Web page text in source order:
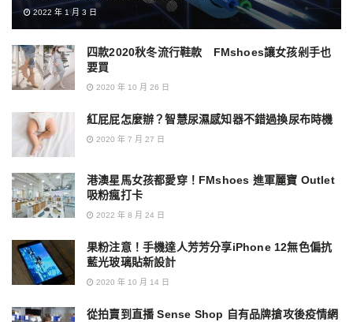
2022 年 1 月 3 日
四款2020秋冬流行鞋款 FMshoes讓女孩剁手也
要買
2020 年 10 月 26 日
紅屁屁怎麼辦？智慧尿濕感知器不錯過換尿布時機
2020 年 7 月 27 日
港澳星馬女孩都愛穿！FMshoes 進軍麗寶 Outlet
吸粉瘋打卡
2022 年 8 月 24 日
果粉注意！手機達人芳芳分享iPhone 12無色偏抗
藍光玻璃貼新設計
2020 年 10 月 14 日
從拍賣到直播 Sense Shop 自有品牌搶攻後疫情網